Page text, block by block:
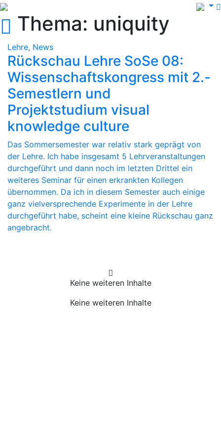
Thema: uniquity
Lehre, News
Rückschau Lehre SoSe 08:
Wissenschaftskongress mit 2.-
Semestlern und
Projektstudium visual
knowledge culture
Das Sommersemester war relativ stark geprägt von
der Lehre. Ich habe insgesamt 5 Lehrveranstaltungen
durchgeführt und dann noch im letzten Drittel ein
weiteres Seminar für einen erkrankten Kollegen
übernommen. Da ich in diesem Semester auch einige
ganz vielversprechende Experimente in der Lehre
durchgeführt habe, scheint eine kleine Rückschau ganz
angebracht.
Keine weiteren Inhalte
Keine weiteren Inhalte